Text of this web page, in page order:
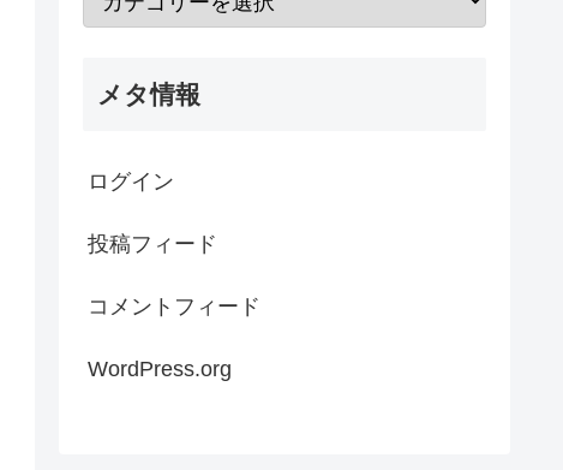
メタ情報
ログイン
投稿フィード
コメントフィード
WordPress.org